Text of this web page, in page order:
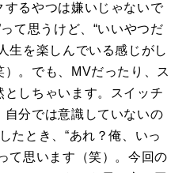
るやつは嫌いじゃないで
て思うけど、“いいやつだ
生を楽しんでいる感じがし
。でも、
MVだったり、ス
しちゃいます。スイッチ
分では意識していないの
たとき、“あれ？俺、いっ
て思います（笑）。今回の